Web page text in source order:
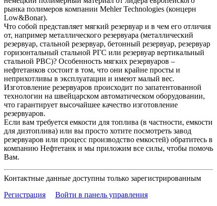
рынка полимеров компании Mehler Technologies (концерн
Low&Bonar).
Что собой представляет мягкий резервуар и в чем его отличия
от, например металлического резервуара (металлический
резервуар, стальной резервуар, бетонный резервуар, резервуар
горизонтальный стальной РГС или резервуар вертикальный
стальной РВС)? Особенность мягких резервуаров –
нефтетанков состоит в том, что они крайне просты и
неприхотливы в эксплуатации и имеют малый вес.
Изготовление резервуаров происходит по запатентованной
технологии на швейцарском автоматическом оборудовании,
что гарантирует высочайшее качество изготовление
резервуаров.
Если вам требуется емкости для топлива (в частности, емкости
для дизтоплива) или вы просто хотите посмотреть завод
резервуаров или процесс производство емкостей) обратитесь в
компанию Нефтетанк и мы приложим все силы, чтобы помочь
Вам.
Контактные данные доступны только зарегистрированным
Регистрация
Войти в панель управления